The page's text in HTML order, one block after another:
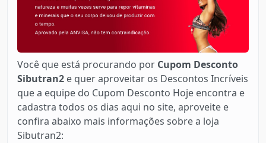
Você que está procurando por Cupom Desconto
Sibutran2 e quer aproveitar os Descontos Incríveis
que a equipe do Cupom Desconto Hoje encontra e
cadastra todos os dias aqui no site, aproveite e
confira abaixo mais informações sobre a loja
Sibutran2: